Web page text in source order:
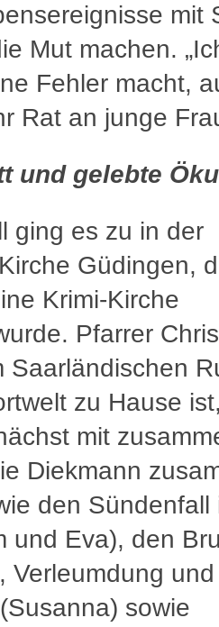
mit
Mut machen.
Fehler macht,
Rat an junge
und gelebte
ging es zu in der
Güdingen,
Krimi-Kirche
Pfarrer
Saarländischen
zu Hause
mit
Diekmann
den Sündenfall
und Eva), den
Verleumdung
sowie